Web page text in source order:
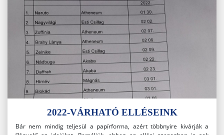
2022-VÁRHATÓ ELLÉSEINK
Bár nem mindig teljesül a papírforma, azért többnyire kivárják a